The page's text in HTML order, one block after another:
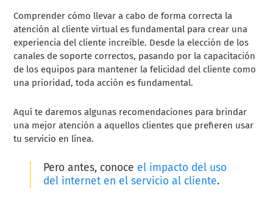
Comprender cómo llevar a cabo de forma correcta la
atención al cliente virtual es fundamental para crear una
experiencia del cliente increíble. Desde la elección de los
canales de soporte correctos, pasando por la capacitación
de los equipos para mantener la felicidad del cliente como
una prioridad, toda acción es fundamental.
Aquí te daremos algunas recomendaciones para brindar
una mejor atención a aquellos clientes que prefieren usar
tu servicio en línea.
Pero antes, conoce el impacto del uso
del internet en el servicio al cliente.